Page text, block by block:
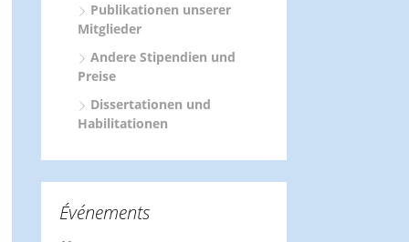
Publikationen unserer
Mitglieder
Andere Stipendien und
Preise
Dissertationen und
Habilitationen
Événements